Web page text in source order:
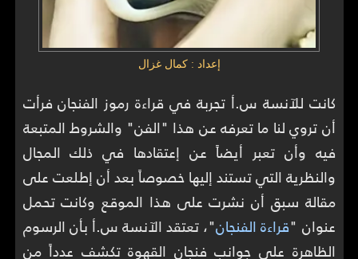
إعداد : كمال غزال
كانت للآنسة س.أ تجربة في قراءة رموز الفنجان فرأت
أن تروي لنا ما تعرفه عن هذا "الفن" والشروط المتبعة
فيه وأن تعبر أيضاً عن إعتقادها في ذلك المجال
والنظرية التي تستند إليها خصوصاً بعد أن إطلعت على
مقالة سبق أن نشرت على هذا الموقع وكانت تحمل
عنوان "قراءة الفنجان"، تعتقد الآنسة س.أ بأن الرسوم
الظاهرة على جوانب فنجان القهوة تكشف عدداً من